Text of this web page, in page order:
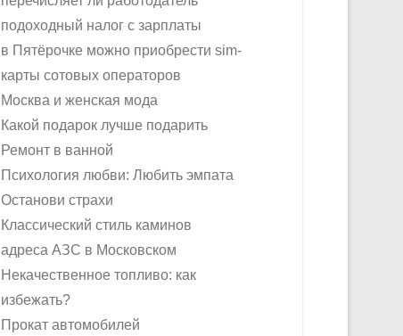
подоходный налог с зарплаты
в Пятёрочке можно приобрести sim-
карты сотовых операторов
Москва и женская мода
Какой подарок лучше подарить
Ремонт в ванной
Психология любви: Любить эмпата
Останови страхи
Классический стиль каминов
адреса АЗС в Московском
Некачественное топливо: как
избежать?
Прокат автомобилей